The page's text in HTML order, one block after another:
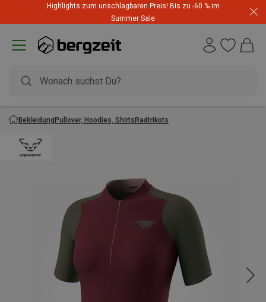
Highlights zum unschlagbaren Preis! Bis zu -60 % im
Summer Sale
BekleidungPullover, Hoodies, ShirtsRadtrikots